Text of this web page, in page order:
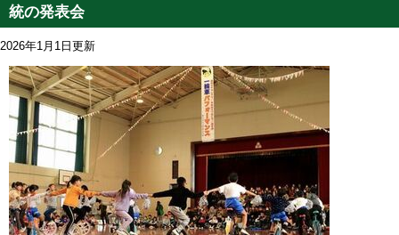
統の発表会
2026年1月1日更新